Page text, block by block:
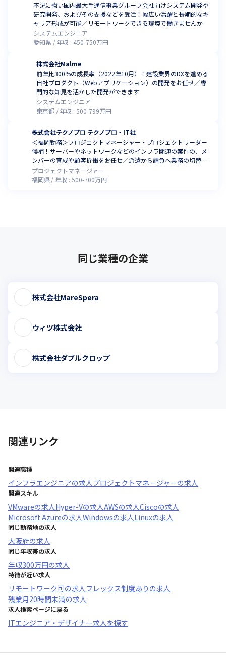
不況に強い国内最大手通信事業グループ会社向けシステム開発や
研究開発、およびその支援などを受注！幅広い活躍と長期的なキ
ャリア形成が可能／リモートワークできる環境で働きませんか
システムエンジニア
愛知県
年収 : 450-750万円
株式会社Malme
前年比300%の成長率（2022年10月）！建設業界のDXを進める
自社プロダクト（Webアプリケーション）の開発をお任せ／専
門的な知見を活かした開発ができます
システムエンジニア
東京都
年収 : 500-799万円
株式会社テクノプロ テクノプロ・IT社
＜福岡勤務＞プロジェクトマネージャー・プロジェクトリーダー
候補！サーバーやネットワークなどのインフラ関連の案件の、メ
ンバーの育成や顧客折衝をお任せ／派遣から請負へ業務の切替え
を推進している支店
プロジェクトマネージャー
福岡県
年収 : 500-700万円
同じ業種の企業
株式会社MareSpera
ウィツ株式会社
株式会社ダブルクロップ
関連リンク
関連職種
インフラエンジニアの求人プロジェクトマネージャーの求人
関連スキル
VMwareの求人Hyper-Vの求人AWSの求人Ciscoの求人
Microsoft Azureの求人Windowsの求人Linuxの求人
同じ勤務地の求人
大阪府の求人
同じ年収帯の求人
年収300万円の求人
特徴が近い求人
リモートワーク可の求人フレックス制度あり の求人
残業月20時間未満の求人
求人検索ページに戻る
ITエンジニア・デザイナー求人を探す